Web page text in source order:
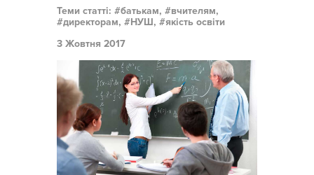
Теми статті: батькам,
вчителям,
директорам,
НУШ,
якість освіти
3 Жовтня 2017